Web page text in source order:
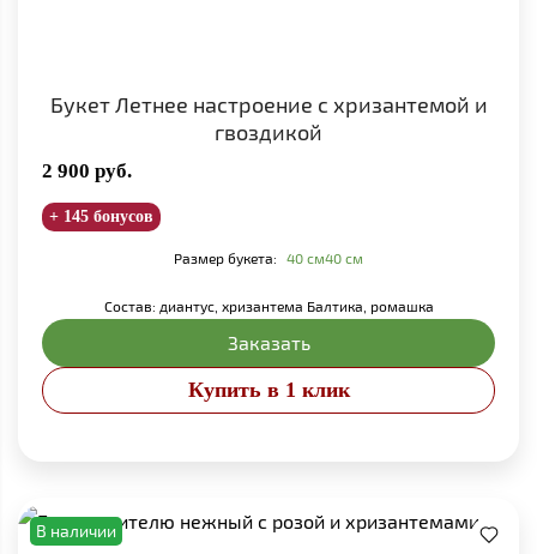
Букет Летнее настроение с хризантемой и
гвоздикой
2 900 руб.
+ 145 бонусов
Размер букета: 40 см40 см
Состав: диантус, хризантема Балтика, ромашка
Заказать
Купить в 1 клик
В наличии